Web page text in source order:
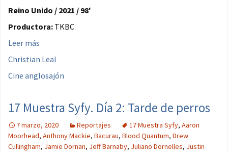
Reino Unido / 2021 / 98'
Productora: TKBC
Leer más
Christian Leal
Cine anglosajón
17 Muestra Syfy. Día 2: Tarde de perros
7 marzo, 2020 Reportajes 17 Muestra Syfy, Aaron
Moorhead, Anthony Mackie, Bacurau, Blood Quantum, Drew
Cullingham, Jamie Dornan, Jeff Barnaby, Juliano Dornelles, Justin